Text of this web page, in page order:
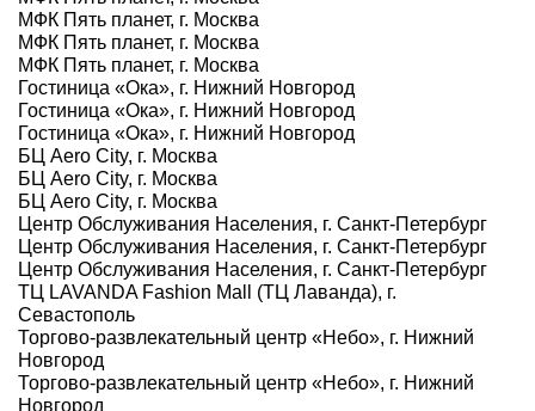
МФК Пять планет, г. Москва
МФК Пять планет, г. Москва
МФК Пять планет, г. Москва
Гостиница «Ока», г. Нижний Новгород
Гостиница «Ока», г. Нижний Новгород
Гостиница «Ока», г. Нижний Новгород
БЦ Aero City, г. Москва
БЦ Aero City, г. Москва
БЦ Aero City, г. Москва
Центр Обслуживания Населения, г. Санкт-Петербург
Центр Обслуживания Населения, г. Санкт-Петербург
Центр Обслуживания Населения, г. Санкт-Петербург
ТЦ LAVANDA Fashion Mall (ТЦ Лаванда), г.
Севастополь
Торгово-развлекательный центр «Небо», г. Нижний
Новгород
Торгово-развлекательный центр «Небо», г. Нижний
Новгород